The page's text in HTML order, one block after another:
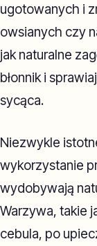
ugotowanych i
owsianych czy
jak naturalne
błonnik i
sycąca.
Niezwykle
wykorzystanie
wydobywają
Warzywa, takie
cebula, po